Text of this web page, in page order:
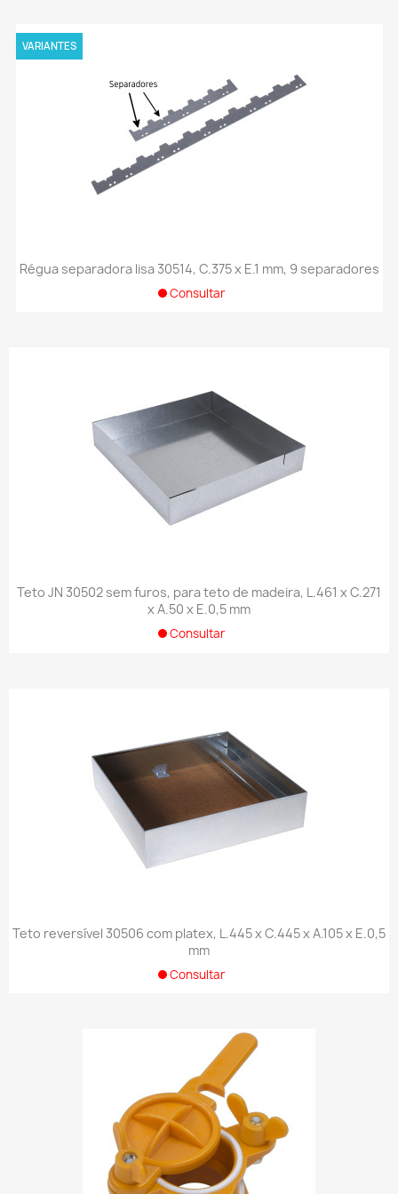
Régua separadora lisa 30514, C.375 x E.1 mm, 9 separadores
Consultar
VARIANTES
Teto JN 30502 sem furos, para teto de madeira, L.461 x C.271
x A.50 x E.0,5 mm
Consultar
Teto reversível 30506 com platex, L.445 x C.445 x A.105 x E.0,5
mm
Consultar